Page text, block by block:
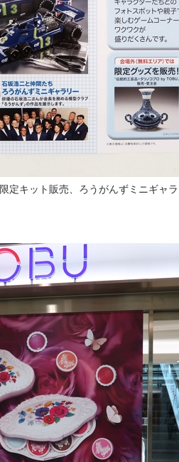
定キット販売、ろうがんずミニギャ